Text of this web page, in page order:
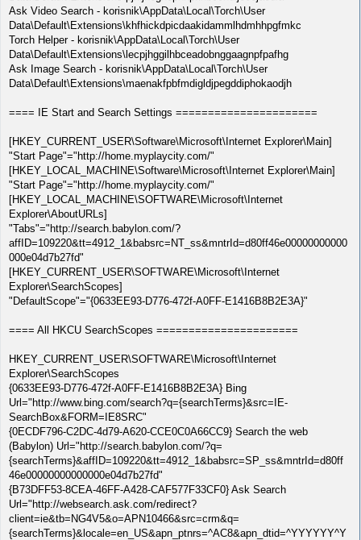
Ask Video Search - korisnik\AppData\Local\Torch\User
Data\Default\Extensions\khfhickdpicdaakidammlhdmhhpgfmkc
Torch Helper - korisnik\AppData\Local\Torch\User
Data\Default\Extensions\lecpjhggilhbceadobnggaagnpfpafhg
Ask Image Search - korisnik\AppData\Local\Torch\User
Data\Default\Extensions\maenakfpbfmdigldjpegddiphokaodjh
==== IE Start and Search Settings ======================
[HKEY_CURRENT_USER\Software\Microsoft\Internet Explorer\Main]
"Start Page"="http://home.myplaycity.com/"
[HKEY_LOCAL_MACHINE\Software\Microsoft\Internet Explorer\Main]
"Start Page"="http://home.myplaycity.com/"
[HKEY_LOCAL_MACHINE\SOFTWARE\Microsoft\Internet
Explorer\AboutURLs]
"Tabs"="http://search.babylon.com/?
affID=109220&tt=4912_1&babsrc=NT_ss&mntrId=d80ff46e00000000000
000e04d7b27fd"
[HKEY_CURRENT_USER\SOFTWARE\Microsoft\Internet
Explorer\SearchScopes]
"DefaultScope"="{0633EE93-D776-472f-A0FF-E1416B8B2E3A}"
==== All HKCU SearchScopes ======================
HKEY_CURRENT_USER\SOFTWARE\Microsoft\Internet
Explorer\SearchScopes
{0633EE93-D776-472f-A0FF-E1416B8B2E3A} Bing
Url="http://www.bing.com/search?q={searchTerms}&src=IE-
SearchBox&FORM=IE8SRC"
{0ECDF796-C2DC-4d79-A620-CCE0C0A66CC9} Search the web
(Babylon) Url="http://search.babylon.com/?q=
{searchTerms}&affID=109220&tt=4912_1&babsrc=SP_ss&mntrId=d80ff
46e00000000000000e04d7b27fd"
{B73DFF53-8CEA-46FF-A428-CAF577F33CF0} Ask Search
Url="http://websearch.ask.com/redirect?
client=ie&tb=NG4V5&o=APN10466&src=crm&q=
{searchTerms}&locale=en_US&apn_ptnrs=^AC8&apn_dtid=^YYYYYY^Y